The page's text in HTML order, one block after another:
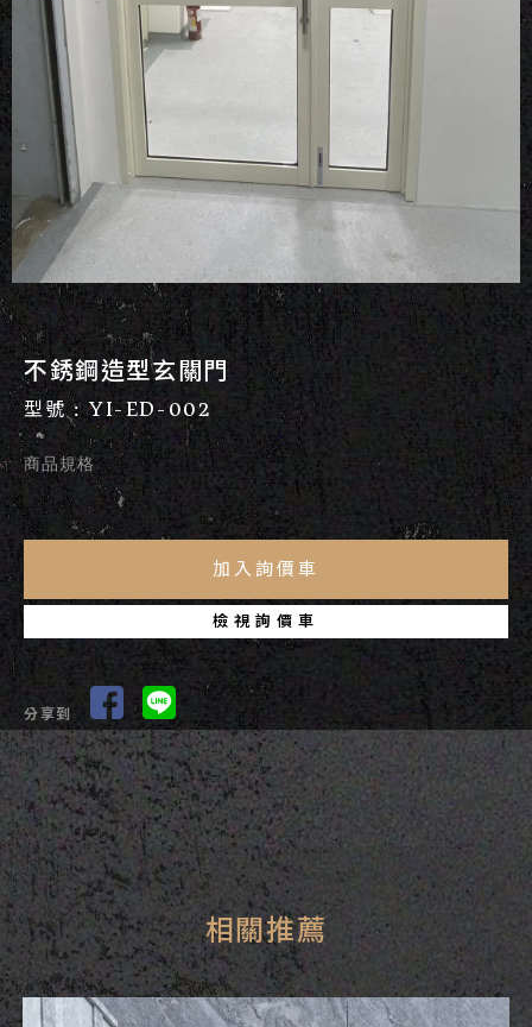
不銹鋼造型玄關門
型號 : YI-ED-002
商品規格
檢視詢價車
分享到